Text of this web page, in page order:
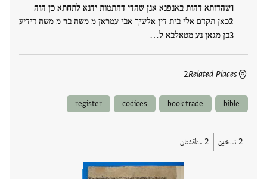
שהדותא דהות באנפנא אנן שהדי דחתמות ידנא לתחתא כן הוה
כאן תקדם אלי בית דין אלשיך אבי עמראן מ משה בר מ משה דידיע
בן מגאן נע מטאלבא ל…
Related Places
2
bible
book trade
codices
register
2 نسخين 2 مناقشتان